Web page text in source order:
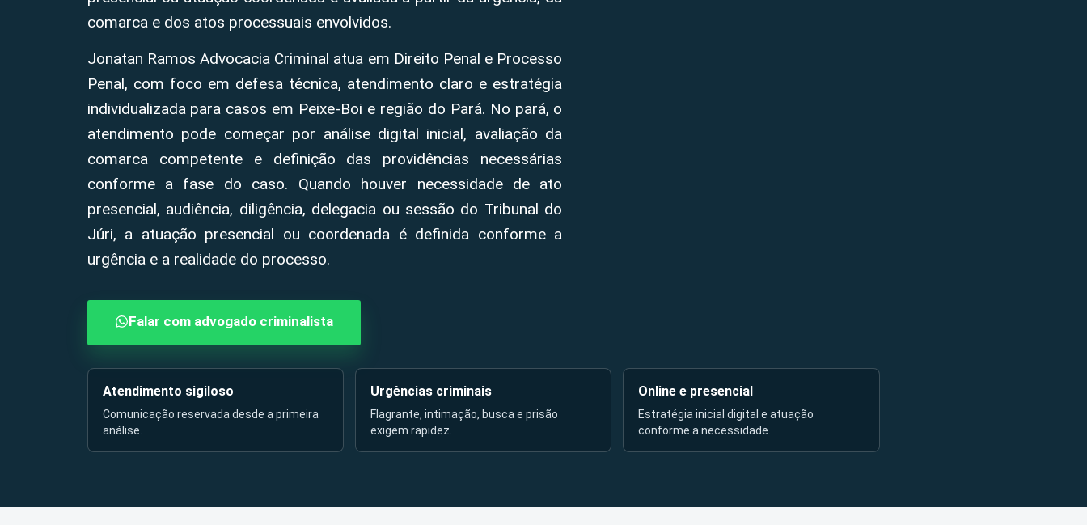
comarca e dos atos processuais envolvidos.
Jonatan Ramos Advocacia Criminal atua em Direito Penal e Processo
Penal, com foco em defesa técnica, atendimento claro e estratégia
individualizada para casos em Peixe-Boi e região do Pará. No pará, o
atendimento pode começar por análise digital inicial, avaliação da
comarca competente e definição das providências necessárias
conforme a fase do caso. Quando houver necessidade de ato
presencial, audiência, diligência, delegacia ou sessão do Tribunal do
Júri, a atuação presencial ou coordenada é definida conforme a
urgência e a realidade do processo.
Falar com advogado criminalista
Atendimento sigiloso
Comunicação reservada desde a primeira
análise.
Urgências criminais
Flagrante, intimação, busca e prisão
exigem rapidez.
Online e presencial
Estratégia inicial digital e atuação
conforme a necessidade.